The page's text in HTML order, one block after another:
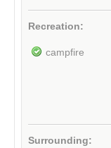
Recreation:
campfire
Surrounding: